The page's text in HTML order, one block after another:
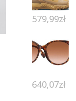
579,99zł
640,07zł